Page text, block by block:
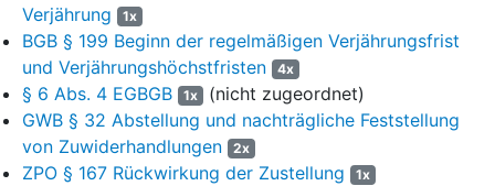
7
2012 nahm das Bundeskartellamt die Ermittlungen wieder
auf. Mit Beschluss vom 09.07.2015 hob das
Bundeskartellamt seine Verpflichtungszusagenentscheidung
vom 09.12.2008 auf und erließ eine Abstellungsverfügung, die –
mit Übergangsfristen – einen Schwellenwert von letztlich 100 ha
Waldfläche zugrunde legte (Anlage K56). Hierbei untersagte es
dem Land neben dem gemeinschaftlichen Holzverkauf auch,
Verjährung
1x
BGB § 199 Beginn der regelmäßigen Verjährungsfrist
und Verjährungshöchstfristen
4x
§ 6 Abs. 4 EGBGB 1x (nicht zugeordnet)
GWB § 32 Abstellung und nachträgliche Feststellung
von Zuwiderhandlungen
2x
ZPO § 167 Rückwirkung der Zustellung 1x